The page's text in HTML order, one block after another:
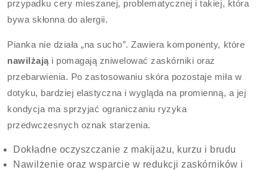
przypadku cery mieszanej, problematycznej i takiej, która
bywa skłonna do alergii.
Pianka nie działa „na sucho”. Zawiera komponenty, które
nawilżają i pomagają zniwelować zaskórniki oraz
przebarwienia. Po zastosowaniu skóra pozostaje miła w
dotyku, bardziej elastyczna i wygląda na promienną, a jej
kondycja ma sprzyjać ograniczaniu ryzyka
przedwczesnych oznak starzenia.
Dokładne oczyszczanie z makijażu, kurzu i brudu
Nawilżenie oraz wsparcie w redukcji zaskórników i